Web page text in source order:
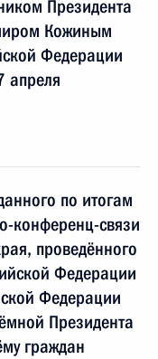
Президента
Кожиным
Федерации
апреля
по итогам
конференц-связи
проведённого
Федерации
Федерации
Президента
граждан